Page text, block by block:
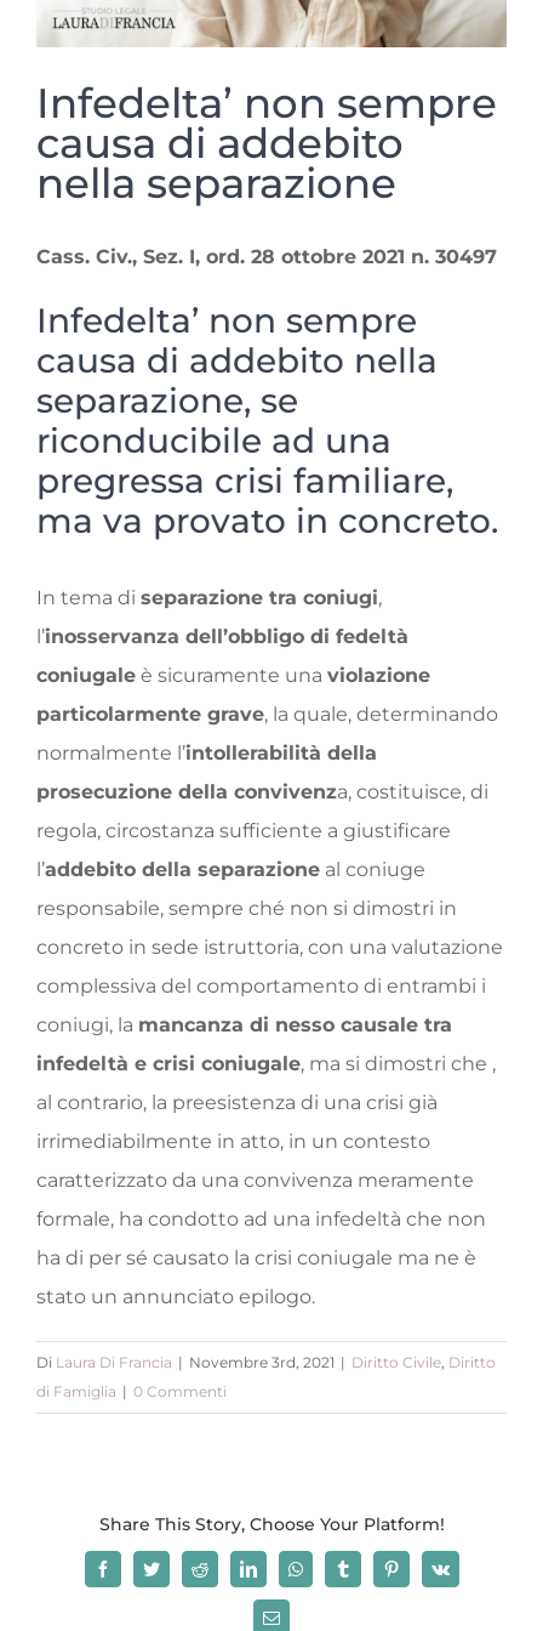
Infedelta’ non sempre
causa di addebito
nella separazione
Cass. Civ., Sez. I, ord. 28 ottobre 2021 n. 30497
Infedelta’ non sempre
causa di addebito nella
separazione, se
riconducibile ad una
pregressa crisi familiare,
ma va provato in concreto.
In tema di separazione tra coniugi,
l’inosservanza dell’obbligo di fedeltà
coniugale è sicuramente una violazione
particolarmente grave, la quale, determinando
normalmente l’intollerabilità della
prosecuzione della convivenza, costituisce, di
regola, circostanza sufficiente a giustificare
l’addebito della separazione al coniuge
responsabile, sempre ché non si dimostri in
concreto in sede istruttoria, con una valutazione
complessiva del comportamento di entrambi i
coniugi, la mancanza di nesso causale tra
infedeltà e crisi coniugale, ma si dimostri che ,
al contrario, la preesistenza di una crisi già
irrimediabilmente in atto, in un contesto
caratterizzato da una convivenza meramente
formale, ha condotto ad una infedeltà che non
ha di per sé causato la crisi coniugale ma ne è
stato un annunciato epilogo.
Di Laura Di Francia | Novembre 3rd, 2021 | Diritto Civile Diritto
di Famiglia | 0 Commenti
Share This Story, Choose Your Platform!
FacebookTwitterReddit LinkedInWhatsAppTumblrPinterest
Vk
Email